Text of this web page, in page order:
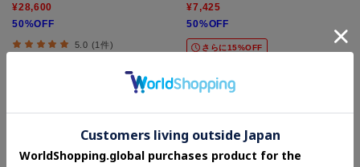
¥28,600
50%OFF
5.0 (1件)
¥7,425
50%OFF
さらに15%OFF